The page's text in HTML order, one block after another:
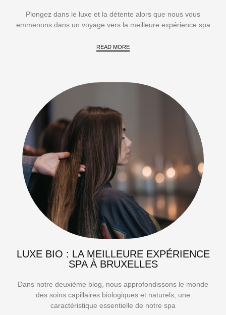
Plongez dans le luxe et la détente alors que nous vous
emmenons dans un voyage vers la meilleure expérience spa
READ MORE
LUXE BIO : LA MEILLEURE EXPÉRIENCE
SPA À BRUXELLES
Dans notre deuxième blog, nous approfondissons le monde
des soins capillaires biologiques et naturels, une
caractéristique essentielle de notre spa